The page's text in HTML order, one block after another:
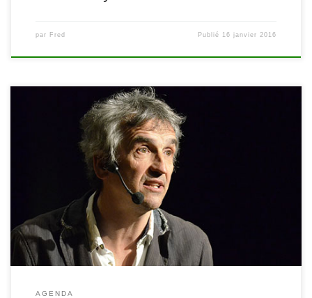
par Fred Publié 16 janvier 2016
Dans le cadre du festival Paroles d’Hommes, Bruno Coppens fait
étape à Malmedy le lundi 15 février 2016 à 20h pour présenter son
spectacle « La vie est un destin animé« . Venez vous délecter des
jeux de mots de l’humoriste belge. Une soirée à ne pas manquer!
Face à vous, Bruno […]
AGENDA